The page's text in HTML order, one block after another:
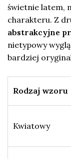
świetnie latem,
charakteru. Z
abstrakcyjne
nietypowy
bardziej
Rodzaj wzoru
Kwiatowy